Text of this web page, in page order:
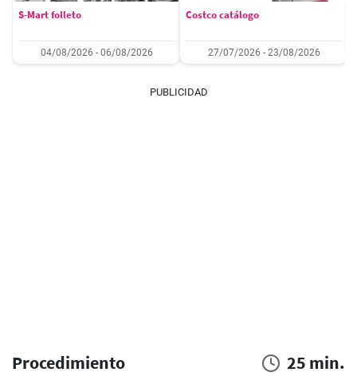
S-Mart folleto
04/08/2026 - 06/08/2026
Costco catálogo
27/07/2026 - 23/08/2026
PUBLICIDAD
Procedimiento 25 min.